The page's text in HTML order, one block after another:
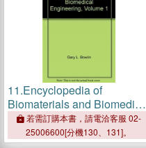
11.Encyclopedia of
Biomaterials and Biomedical
Engineering - Volume 1 of 2
(Print)
若需訂購本書，請電洽客服 02-
25006600[分機130、131]。